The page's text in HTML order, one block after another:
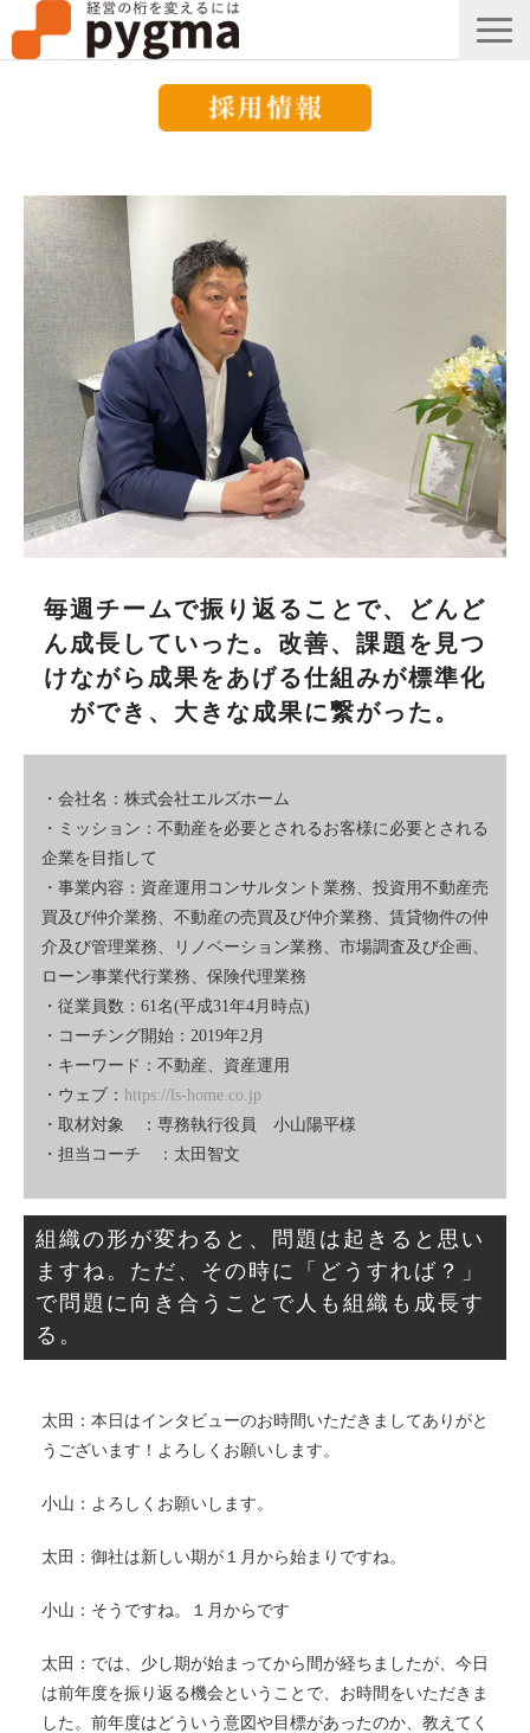
導入事例一覧
組織改革コラム
ピグマのブログ
セミナー
お知らせ
毎週チームで振り返ることで、どんど
ん成長していった。改善、課題を見つ
けながら成果をあげる仕組みが標準化
ができ、大きな成果に繋がった。
・会社名：株式会社エルズホーム
・ミッション：不動産を必要とされるお客様に必要とされる
企業を目指して
・事業内容：資産運用コンサルタント業務、投資用不動産売
買及び仲介業務、不動産の売買及び仲介業務、賃貸物件の仲
介及び管理業務、リノベーション業務、市場調査及び企画、
ローン事業代行業務、保険代理業務
・従業員数：61名(平成31年4月時点)
・コーチング開始：2019年2月
・キーワード：不動産、資産運用
・ウェブ： https://ls-home.co.jp
・取材対象 ：専務執行役員 小山陽平様
・担当コーチ ：太田智文
組織の形が変わると、問題は起きると思い
ますね。ただ、その時に「どうすれば？」
で問題に向き合うことで人も組織も成長す
る。
太田：本日はインタビューのお時間いただきましてありがと
うございます！よろしくお願いします。
小山：よろしくお願いします。
太田：御社は新しい期が１月から始まりですね。
小山：そうですね。１月からです
太田：では、少し期が始まってから間が経ちましたが、今日
は前年度を振り返る機会ということで、お時間をいただきま
した。前年度はどういう意図や目標があったのか、教えてく